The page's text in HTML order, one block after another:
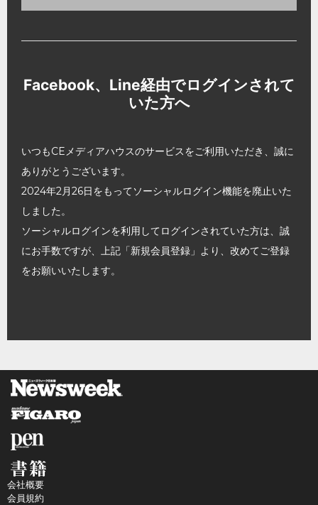
Facebook、Line経由でログインされて
いた方へ
いつもCEメディアハウスのサービスをご利用いただき、誠に
ありがとうございます。
2024年2月26日をもってソーシャルログイン機能を廃止いた
しました。
ソーシャルログインを利用してログインされていた方は、誠
にお手数ですが、上記「新規会員登録」より、改めてご登録
をお願いいたします。
会社概要
会員規約